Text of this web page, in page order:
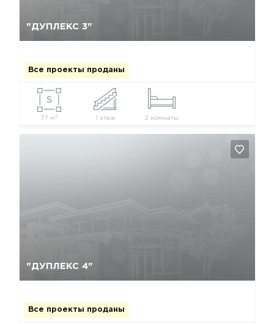
"ДУПЛЕКС 3"
Все проекты проданы
77 м2 1 этаж 2 комнаты
"ДУПЛЕКС 4"
Все проекты проданы